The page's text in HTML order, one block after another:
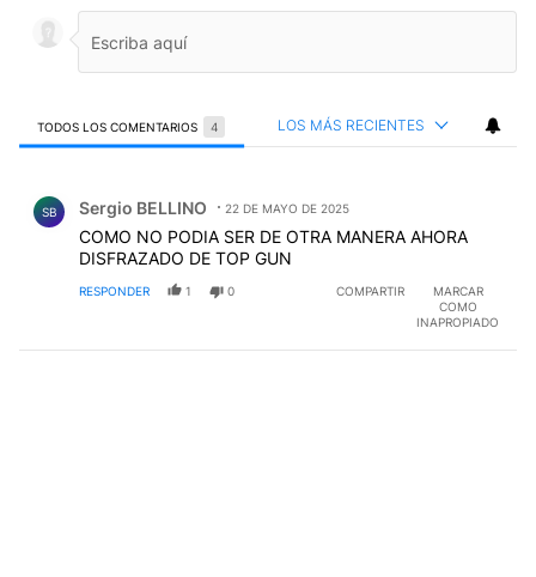
TODOS LOS COMENTARIOS 4 LOS MÁS RECIENTES
SB Sergio BELLINO 22 DE MAYO DE 2025
COMO NO PODIA SER DE OTRA MANERA AHORA
DISFRAZADO DE TOP GUN
RESPONDER 1 0 COMPARTIR
MARCAR
COMO
INAPROPIADO